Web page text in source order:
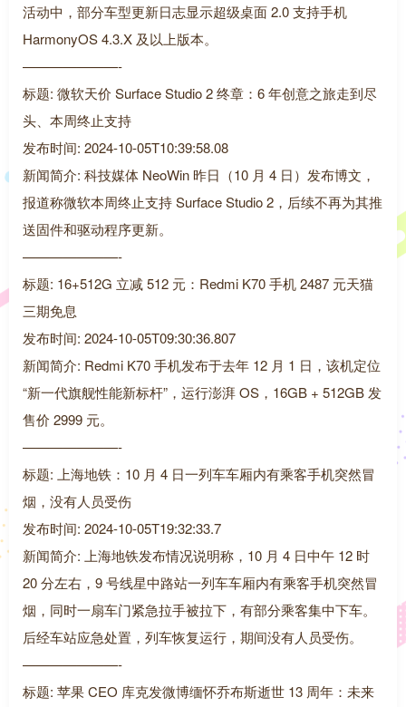
活动中，部分车型更新日志显示超级桌面 2.0 支持手机
HarmonyOS 4.3.X 及以上版本。
———————-
标题: 微软天价 Surface Studio 2 终章：6 年创意之旅走到尽
头、本周终止支持
发布时间: 2024-10-05T10:39:58.08
新闻简介: 科技媒体 NeoWin 昨日（10 月 4 日）发布博文，
报道称微软本周终止支持 Surface Studio 2，后续不再为其推
送固件和驱动程序更新。
———————-
标题: 16+512G 立减 512 元：Redmi K70 手机 2487 元天猫
三期免息
发布时间: 2024-10-05T09:30:36.807
新闻简介: Redmi K70 手机发布于去年 12 月 1 日，该机定位
“新一代旗舰性能新标杆”，运行澎湃 OS，16GB + 512GB 发
售价 2999 元。
———————-
标题: 上海地铁：10 月 4 日一列车车厢内有乘客手机突然冒
烟，没有人员受伤
发布时间: 2024-10-05T19:32:33.7
新闻简介: 上海地铁发布情况说明称，10 月 4 日中午 12 时
20 分左右，9 号线星中路站一列车车厢内有乘客手机突然冒
烟，同时一扇车门紧急拉手被拉下，有部分乘客集中下车。
后经车站应急处置，列车恢复运行，期间没有人员受伤。
———————-
标题: 苹果 CEO 库克发微博缅怀乔布斯逝世 13 周年：未来